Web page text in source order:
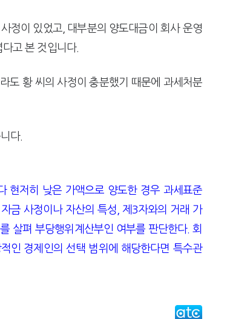
정이 있었고, 대부분의 양도대금이 회사 운영
고 본 것입니다.
도 황 씨의 사정이 충분했기 때문에 과세처분
다.
현저히 낮은 가액으로 양도한 경우 과세표준
금 사정이나 자산의 특성, 제3자와의 거래 가
살펴 부당행위계산부인 여부를 판단한다. 회
인 경제인의 선택 범위에 해당한다면 특수관